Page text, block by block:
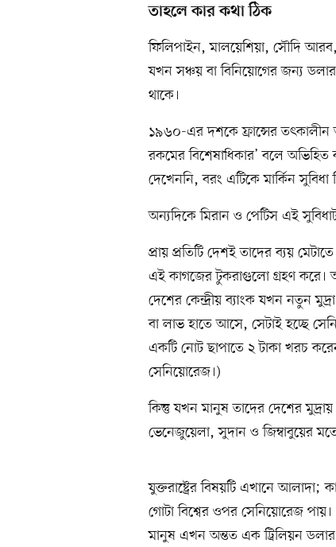
তাহলে কার কথা ঠিক
ফিলিপাইন, মালয়েশিয়া, সৌদি
যখন সঞ্চয় বা বিনিয়োগের জন্য ডলার
থাকে।
১৯৬০-এর দশকে ফ্রান্সের তৎকালীন
রকমের বিশেষাধিকার’ বলে অভিহিত
দেখেননি, বরং এটিকে মার্কিন
অন্যদিকে মিরান ও পেটিস এই
প্রায় প্রতিটি দেশই তাদের ব্যয়
এই কাগজের টুকরাগুলো গ্রহণ করে।
দেশের কেন্দ্রীয় ব্যাংক যখন নতুন
বা লাভ হাতে আসে, সেটাই হচ্ছে
একটি নোট ছাপাতে ২ টাকা খরচ
সেনিয়োরেজ।)
কিন্তু যখন মানুষ তাদের দেশের
ভেনেজুয়েলা, সুদান ও জিম্বাবুয়ের
যুক্তরাষ্ট্রের বিষয়টি এখানে আলাদা;
গোটা বিশ্বের ওপর সেনিয়োরেজ পায়।
মানুষ এখন অন্তত এক ট্রিলিয়ন